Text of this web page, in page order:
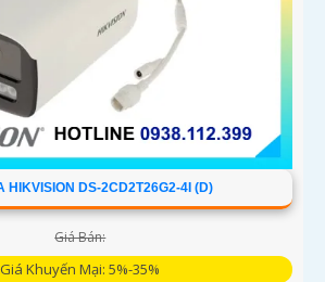
HIKVISION DS-2CD2T26G2-4I (D)
Giá Bán:
Giá Khuyến Mại: 5%-35%